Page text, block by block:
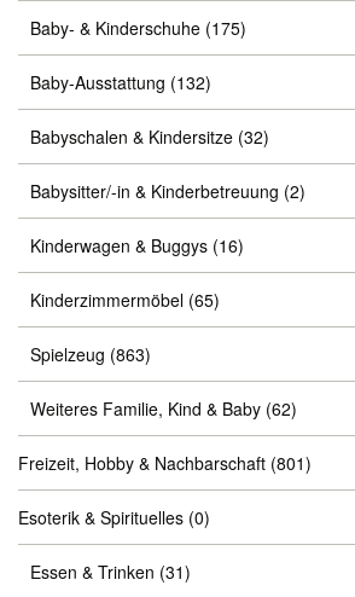
Baby- & Kinderschuhe (175)
Baby-Ausstattung (132)
Babyschalen & Kindersitze (32)
Babysitter/-in & Kinderbetreuung (2)
Kinderwagen & Buggys (16)
Kinderzimmermöbel (65)
Spielzeug (863)
Weiteres Familie, Kind & Baby (62)
Freizeit, Hobby & Nachbarschaft (801)
Esoterik & Spirituelles (0)
Essen & Trinken (31)